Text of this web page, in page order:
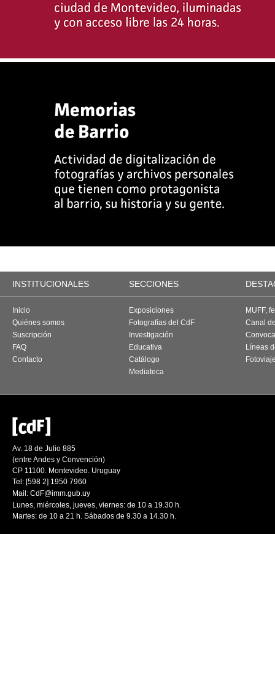
INSTITUCIONALES SECCIONES
Inicio
Quiénes somos
Suscripción
FAQ
Contacto
Exposiciones
Fotografías del CdF
Investigación
Educativa
Catálogo
Mediateca
MUFF,
Canal
Líneas
Av. 18 de Julio 885
(entre Andes y Convención)
CP 11100. Montevideo. Uruguay
Tel: [598 2] 1950 7960
Mail: CdF@imm.gub.uy
Lunes, miércoles, jueves, viernes: de 10 a 19.30 h.
Martes: de 10 a 21 h. Sábados de 9.30 a 14.30 h.